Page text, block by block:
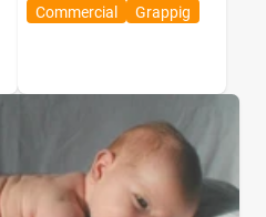
(0)
Commercial Grappig